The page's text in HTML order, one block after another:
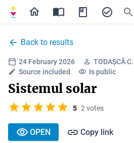
Back to results
24 February 2026
TODAȘCĂ
Source included
Is public
Sistemul solar
5 2 votes
OPEN Copy link